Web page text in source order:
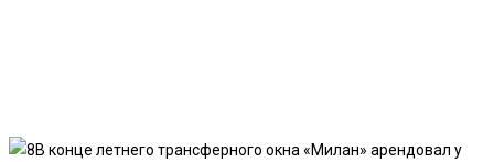
В конце летнего трансферного окна «Милан» арендовал у